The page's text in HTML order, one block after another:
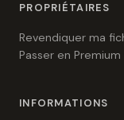
PROPRIÉTAIRES
Revendiquer ma
Passer en
INFORMATIONS